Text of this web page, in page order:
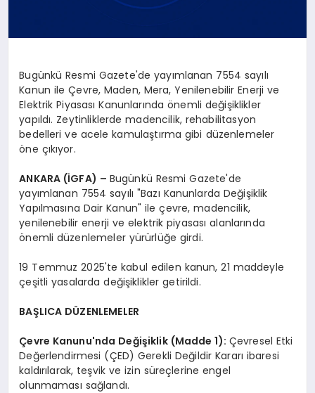
Bugünkü Resmi Gazete'de yayımlanan 7554 sayılı
Kanun ile Çevre, Maden, Mera, Yenilenebilir Enerji ve
Elektrik Piyasası Kanunlarında önemli değişiklikler
yapıldı. Zeytinliklerde madencilik, rehabilitasyon
bedelleri ve acele kamulaştırma gibi düzenlemeler
öne çıkıyor.
ANKARA (İGFA) – Bugünkü Resmi Gazete'de
yayımlanan 7554 sayılı "Bazı Kanunlarda Değişiklik
Yapılmasına Dair Kanun" ile çevre, madencilik,
yenilenebilir enerji ve elektrik piyasası alanlarında
önemli düzenlemeler yürürlüğe girdi.
19 Temmuz 2025'te kabul edilen kanun, 21 maddeyle
çeşitli yasalarda değişiklikler getirildi.
BAŞLICA DÜZENLEMELER
Çevre Kanunu'nda Değişiklik (Madde 1): Çevresel Etki
Değerlendirmesi (ÇED) Gerekli Değildir Kararı ibaresi
kaldırılarak, teşvik ve izin süreçlerine engel
olunmaması sağlandı.